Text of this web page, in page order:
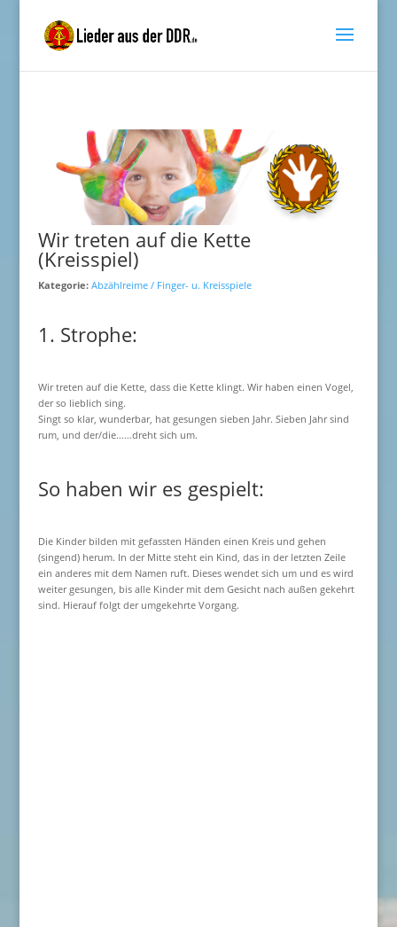
Wir treten auf die Kette
(Kreisspiel)
Kategorie: Abzählreime / Finger- u. Kreisspiele
1. Strophe:
Wir treten auf die Kette, dass die Kette klingt. Wir haben einen Vogel,
der so lieblich sing.
Singt so klar, wunderbar, hat gesungen sieben Jahr. Sieben Jahr sind
rum, und der/die……dreht sich um.
So haben wir es gespielt:
Die Kinder bilden mit gefassten Händen einen Kreis und gehen
(singend) herum. In der Mitte steht ein Kind, das in der letzten Zeile
ein anderes mit dem Namen ruft. Dieses wendet sich um und es wird
weiter gesungen, bis alle Kinder mit dem Gesicht nach außen gekehrt
sind. Hierauf folgt der umgekehrte Vorgang.